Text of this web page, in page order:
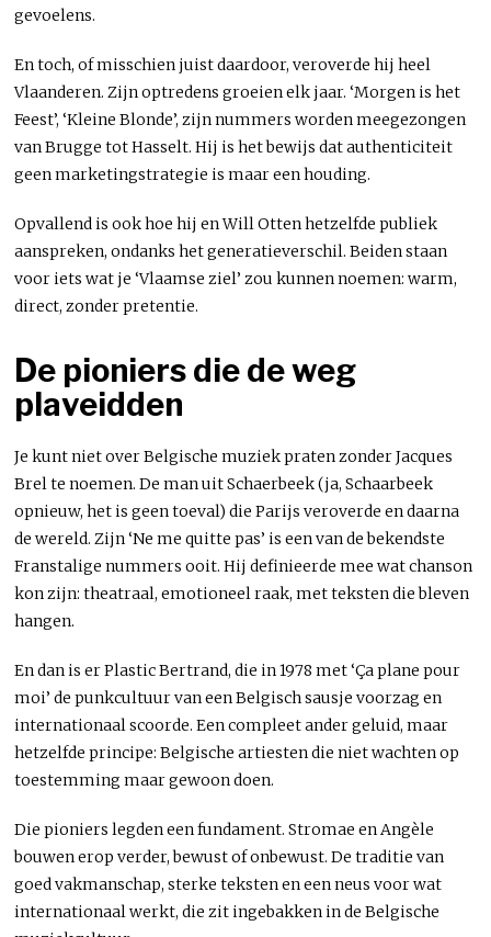
gevoelens.
En toch, of misschien juist daardoor, veroverde hij heel
Vlaanderen. Zijn optredens groeien elk jaar. ‘Morgen is het
Feest’, ‘Kleine Blonde’, zijn nummers worden meegezongen
van Brugge tot Hasselt. Hij is het bewijs dat authenticiteit
geen marketingstrategie is maar een houding.
Opvallend is ook hoe hij en Will Otten hetzelfde publiek
aanspreken, ondanks het generatieverschil. Beiden staan
voor iets wat je ‘Vlaamse ziel’ zou kunnen noemen: warm,
direct, zonder pretentie.
De pioniers die de weg
plaveidden
Je kunt niet over Belgische muziek praten zonder Jacques
Brel te noemen. De man uit Schaerbeek (ja, Schaarbeek
opnieuw, het is geen toeval) die Parijs veroverde en daarna
de wereld. Zijn ‘Ne me quitte pas’ is een van de bekendste
Franstalige nummers ooit. Hij definieerde mee wat chanson
kon zijn: theatraal, emotioneel raak, met teksten die bleven
hangen.
En dan is er Plastic Bertrand, die in 1978 met ‘Ça plane pour
moi’ de punkcultuur van een Belgisch sausje voorzag en
internationaal scoorde. Een compleet ander geluid, maar
hetzelfde principe: Belgische artiesten die niet wachten op
toestemming maar gewoon doen.
Die pioniers legden een fundament. Stromae en Angèle
bouwen erop verder, bewust of onbewust. De traditie van
goed vakmanschap, sterke teksten en een neus voor wat
internationaal werkt, die zit ingebakken in de Belgische